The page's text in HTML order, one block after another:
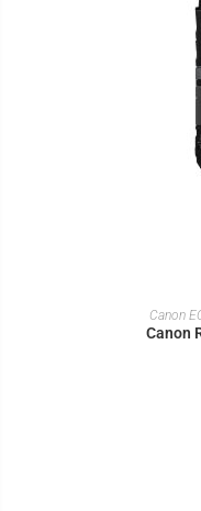
IN
Canon
Canon